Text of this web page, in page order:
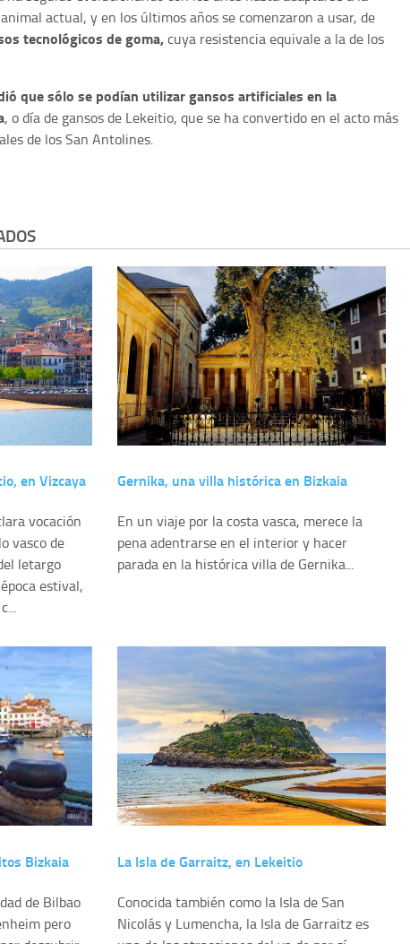
actual, y en los últimos años se comenzaron a usar, de
tecnológicos de goma,cuya resistencia equivale a la de los
que sólo se podían utilizar gansos artificiales en la
, o día de gansos de Lekeitio, que se ha convertido en el acto más
de los San Antolines.
en Vizcaya
vocación
vasco de
letargo
estival,
Gernika, una villa histórica en Bizkaia
En un viaje por la costa vasca, merece la
pena adentrarse en el interior y hacer
parada en la histórica villa de Gernika...
Bizkaia
de Bilbao
pero
La Isla de Garraitz, en Lekeitio
Conocida también como la Isla de San
Nicolás y Lumencha, la Isla de Garraitz es